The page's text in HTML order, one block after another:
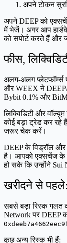
अपने टोकन
अपने DEEP को
में भेजें। अगर आप
को सपोर्ट करते हैं और
फीस,
अलग-अलग प्लेटफॉर्म्स
और WEEX ने
Bybit 0.1% और
लिक्विडिटी और
कोई बड़ा ट्रेड कर रहे
जरूर चेक करें।
DEEP के विड्रॉल और
है। आपको एक्सचेंज के
हो सके कि उन्होंने Sui
खरीदने से
सबसे बड़ा रिस्क गलत
Network पर DEEP
कुछ अन्य रिस्क भी हैं: